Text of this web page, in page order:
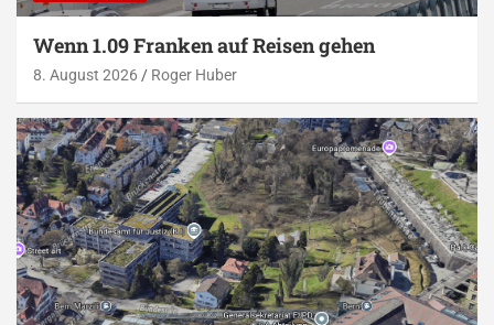
Wenn 1.09 Franken auf Reisen gehen
8. August 2026 Roger Huber